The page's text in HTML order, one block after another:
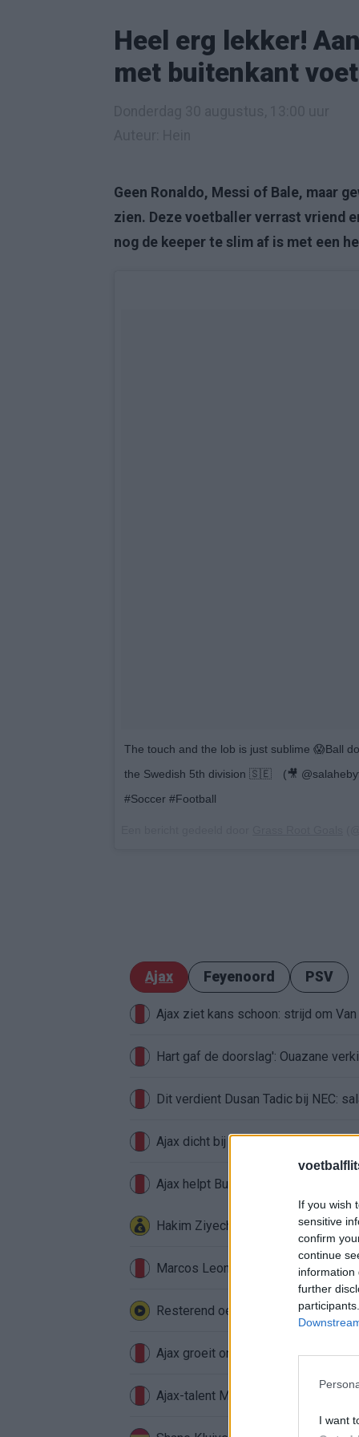
If you wish
sensitive
confirm
continue
information
further
I want
Heel erg lekker!
met buitenkant voet
Geen Ronaldo, Messi of Bale, maar
zien. Deze voetballer verrast vriend
nog de keeper te slim af is met een
The touch and the lob is just sublime 😱Ball
the Swedish 5th division 🇸🇪⠀ (🎥
#Soccer #Football
Ajax Feyenoord PSV
Ajax ziet kans schoon: strijd om
Hart gaf de doorslag': Ouazane
Dit verdient Dusan Tadic bij NEC:
Ajax dicht bij komst Arokodare:
Ajax helpt Burnley uit de brand met
Hakim Ziyech verhuurt opnieuw
Marcos Leonardo laat eerste
Resterend oefenprogramma Ajax:
Ajax groeit onder Míchel, maar
Ajax-talent Mohamed Abdalla